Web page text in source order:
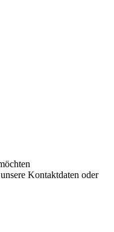
Kontaktdaten oder